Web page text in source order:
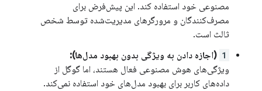
مصنوعی خود استفاده کند. این پیش‌فرض برای
مصرف‌کنندگان و مرورگرهای مدیریت‌شده توسط شخص
ثالث است.
1 (اجازه دادن به ویژگی بدون بهبود مدل‌ها):
ویژگی‌های هوش مصنوعی فعال هستند، اما گوگل از
داده‌های کاربر برای بهبود مدل‌های خود استفاده نمی‌کند.